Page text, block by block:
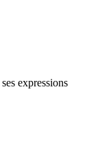
expressions